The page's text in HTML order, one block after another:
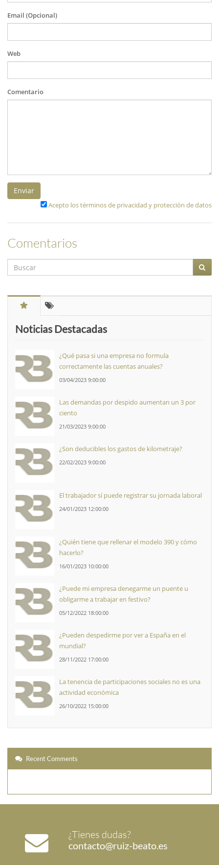
Email (Opcional)
Web
Comentario
Enviar
Acepto los términos de privacidad y protección de datos
Comentarios
Noticias Destacadas
¿Qué pasa si una empresa no formula
correctamente las cuentas anuales?
03/04/2023 9:00:00
Las demandas por despido aumentan un 3 por
ciento
21/03/2023 9:00:00
¿Son deducibles los gastos de kilometraje?
22/02/2023 9:00:00
El trabajador sí puede registrar su jornada laboral
24/01/2023 12:00:00
¿Quién tiene que rellenar el modelo 390 y cómo
hacerlo?
16/01/2023 10:00:00
¿Puede mi empresa denegarme un puente u
obligarme a trabajar en festivo?
05/12/2022 18:00:00
¿Pueden despedirme por ver a España en el
mundial?
28/11/2022 17:00:00
La tenencia de participaciones sociales no es una
actividad económica
26/10/2022 15:00:00
Recent Comments
¿Tienes dudas?
contacto@ruiz-beato.es